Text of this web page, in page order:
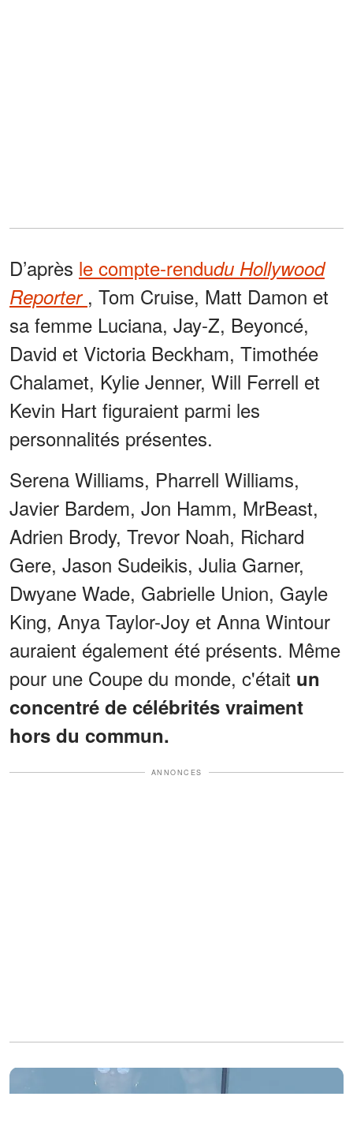
D’après le compte-rendudu Hollywood
Reporter , Tom Cruise, Matt Damon et
sa femme Luciana, Jay-Z, Beyoncé,
David et Victoria Beckham, Timothée
Chalamet, Kylie Jenner, Will Ferrell et
Kevin Hart figuraient parmi les
personnalités présentes.
Serena Williams, Pharrell Williams,
Javier Bardem, Jon Hamm, MrBeast,
Adrien Brody, Trevor Noah, Richard
Gere, Jason Sudeikis, Julia Garner,
Dwyane Wade, Gabrielle Union, Gayle
King, Anya Taylor-Joy et Anna Wintour
auraient également été présents. Même
pour une Coupe du monde, c'était un
concentré de célébrités vraiment
hors du commun.
ANNONCES